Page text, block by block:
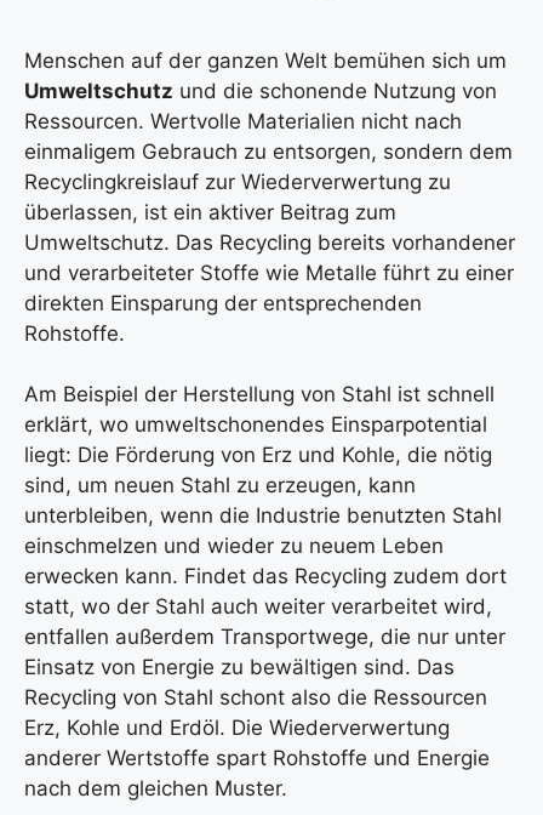
Menschen auf der ganzen Welt bemühen sich um
Umweltschutz und die schonende Nutzung von
Ressourcen. Wertvolle Materialien nicht nach
einmaligem Gebrauch zu entsorgen, sondern dem
Recyclingkreislauf zur Wiederverwertung zu
überlassen, ist ein aktiver Beitrag zum
Umweltschutz. Das Recycling bereits vorhandener
und verarbeiteter Stoffe wie Metalle führt zu einer
direkten Einsparung der entsprechenden
Rohstoffe.
Am Beispiel der Herstellung von Stahl ist schnell
erklärt, wo umweltschonendes Einsparpotential
liegt: Die Förderung von Erz und Kohle, die nötig
sind, um neuen Stahl zu erzeugen, kann
unterbleiben, wenn die Industrie benutzten Stahl
einschmelzen und wieder zu neuem Leben
erwecken kann. Findet das Recycling zudem dort
statt, wo der Stahl auch weiter verarbeitet wird,
entfallen außerdem Transportwege, die nur unter
Einsatz von Energie zu bewältigen sind. Das
Recycling von Stahl schont also die Ressourcen
Erz, Kohle und Erdöl. Die Wiederverwertung
anderer Wertstoffe spart Rohstoffe und Energie
nach dem gleichen Muster.